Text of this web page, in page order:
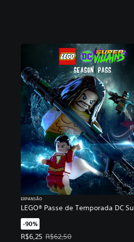
LEGO® Passe de Temporada DC
EXPANSÃO
-90%
R$6,25
Preço da oferta: R$6,25. Preço
R$62,50